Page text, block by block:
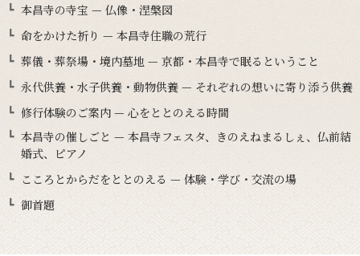
本昌寺の寺宝 — 仏像・涅槃図
命をかけた祈り — 本昌寺住職の荒行
葬儀・葬祭場・境内墓地 — 京都・本昌寺で眠るということ
永代供養・水子供養・動物供養 — それぞれの想いに寄り添う供養
修行体験のご案内 — 心をととのえる時間
本昌寺の催しごと — 本昌寺フェスタ、きのえねまるしぇ、仏前結
婚式、ピアノ
こころとからだをととのえる — 体験・学び・交流の場
御首題